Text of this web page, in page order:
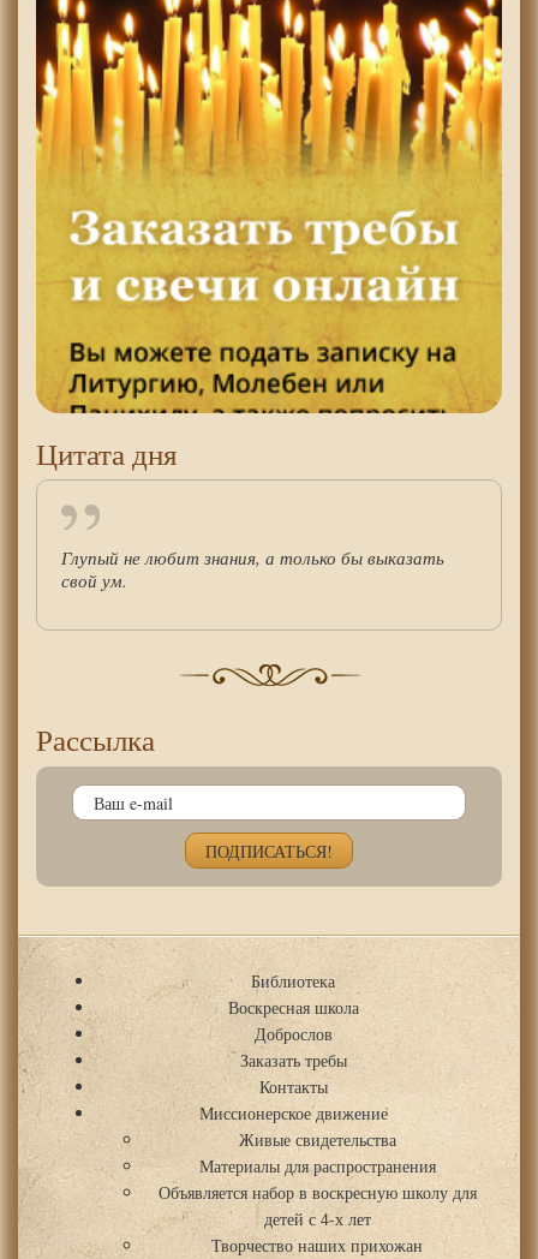
Цитата дня
Глупый не любит знания, а только бы выказать
свой ум.
Рассылка
Библиотека
Воскресная школа
Доброслов
Заказать требы
Контакты
Миссионерское движение
Живые свидетельства
Материалы для распространения
Объявляется набор в воскресную школу для
детей с 4-х лет
Творчество наших прихожан